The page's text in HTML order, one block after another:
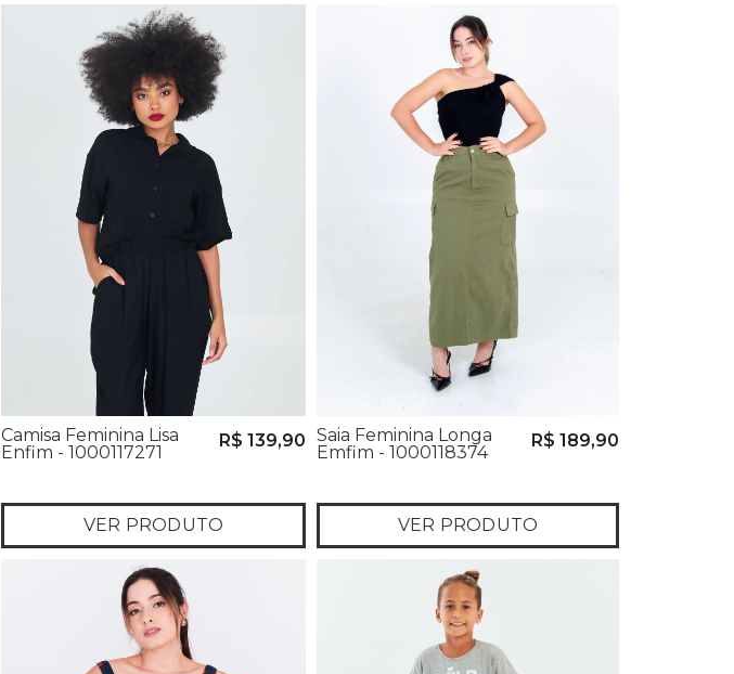
Camisa Feminina Lisa
Enfim - 1000117271
R$ 139,90
VER PRODUTO
Saia Feminina Longa
Emfim - 1000118374
R$ 189,90
VER PRODUTO